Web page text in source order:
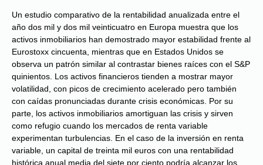
Un estudio comparativo de la rentabilidad anualizada entre el
año dos mil y dos mil veinticuatro en Europa muestra que los
activos inmobiliarios han demostrado mayor estabilidad frente al
Eurostoxx cincuenta, mientras que en Estados Unidos se
observa un patrón similar al contrastar bienes raíces con el S&P
quinientos. Los activos financieros tienden a mostrar mayor
volatilidad, con picos de crecimiento acelerado pero también
con caídas pronunciadas durante crisis económicas. Por su
parte, los activos inmobiliarios amortiguan las crisis y sirven
como refugio cuando los mercados de renta variable
experimentan turbulencias. En el caso de la inversión en renta
variable, un capital de treinta mil euros con una rentabilidad
histórica anual media del siete por ciento podría alcanzar los